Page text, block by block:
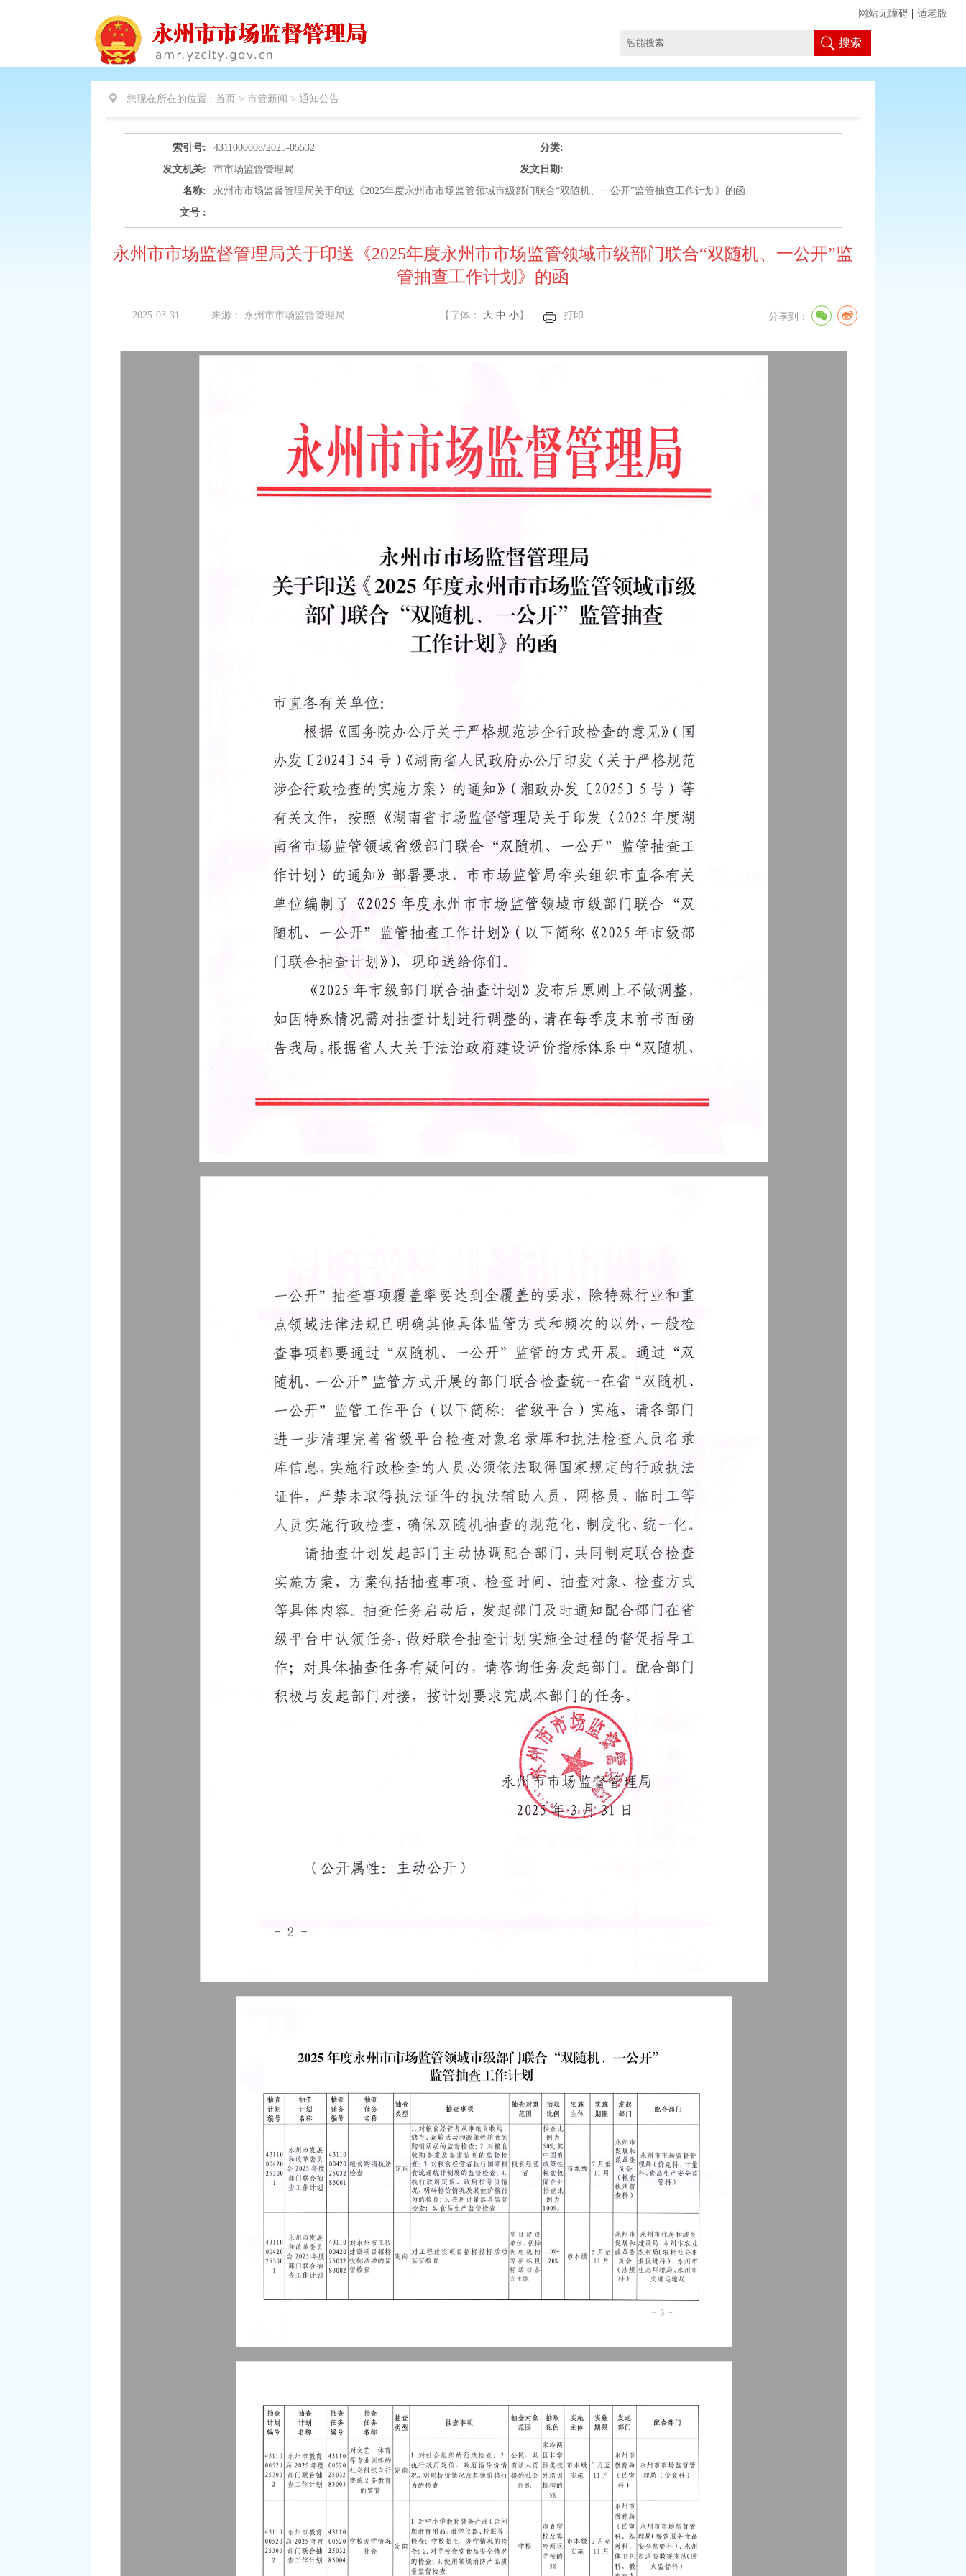
网站无障碍 适老版
搜索
您现在所在的位置 : 首页 > 市管新闻 > 通知公告
索引号: 4311000008/2025-05532
分类:
发文机关:
市市场监督管理局
发文日期:
名称:
永州市市场监督管理局关于印送《2025年度永州市市场监管领域市级部门联合“双随机、一公开”监管抽查工作计划》的函
文号 :
永州市市场监督管理局关于印送《2025年度永州市市场监管领域市级部门联合“双随机、一公开”监
管抽查工作计划》的函
2025-03-31 来源： 永州市市场监督管理局 【字体： 大 中 小】 打印 分享到：